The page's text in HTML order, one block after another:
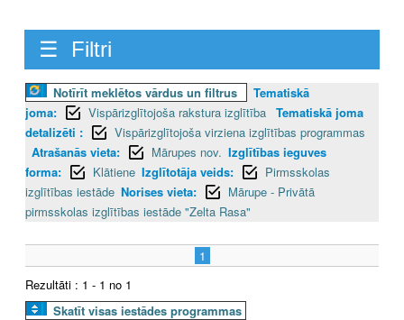
☰ Filtri
Notīrīt meklētos vārdus un filtrus
Tematiskā
joma:
Vispārizglītojoša rakstura izglītība Tematiskā joma
detalizēti :
Vispārizglītojoša virziena izglītības programmas
Atrašanās vieta:
Mārupes nov. Izglītības ieguves
forma:
Klātiene Izglītotāja veids:
Pirmsskolas
izglītības iestāde Norises vieta:
Mārupe - Privātā
pirmsskolas izglītības iestāde "Zelta Rasa"
1
Rezultāti : 1 - 1 no 1
Skatīt visas iestādes programmas